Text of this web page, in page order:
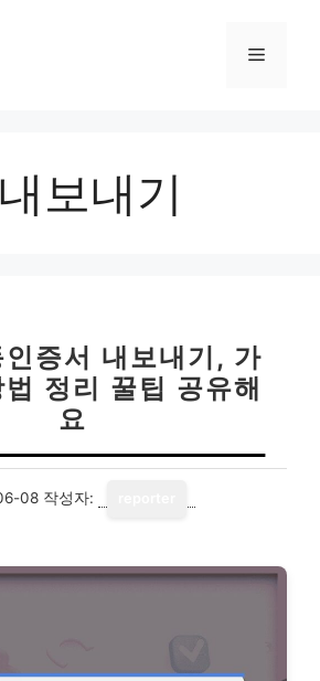
메
보내기
증서 내보내기, 가
정리 꿀팁 공유해
요
08 작성자: